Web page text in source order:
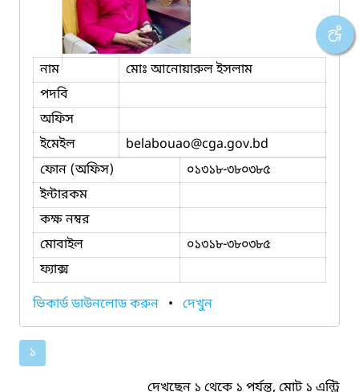
নাম
মোঃ আনোয়ারুল ইসলাম
পদবি
অফিস
ইমেইল
belabouao@cga.gov.bd
ফোন (অফিস)
০১৩১৮-৩৮০৩৮৫
ইন্টারকম
কক্ষ নম্বর
মোবাইল
০১৩১৮-৩৮০৩৮৫
ফ্যাক্স
ভিকার্ড ডাউনলোড করুন • দেখুন
১
দেখছেন ১ থেকে ১ পর্যন্ত, মোট ১ এন্ট্রি